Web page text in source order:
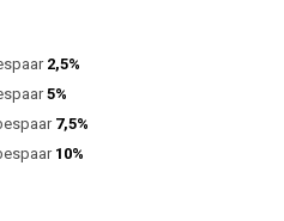
2,5%
5%
7,5%
10%